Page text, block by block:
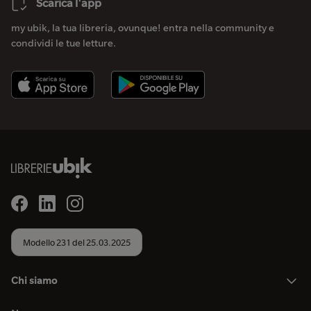
my ubik, la tua libreria, ovunque! entra nella community e
condividi le tue letture.
Modello 231 del 25.03.2025
Chi siamo